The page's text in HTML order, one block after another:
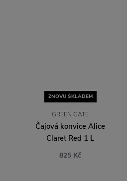
ZNOVU SKLADEM
GREEN GATE
Čajová konvice Alice
Claret Red 1 L
825 Kč